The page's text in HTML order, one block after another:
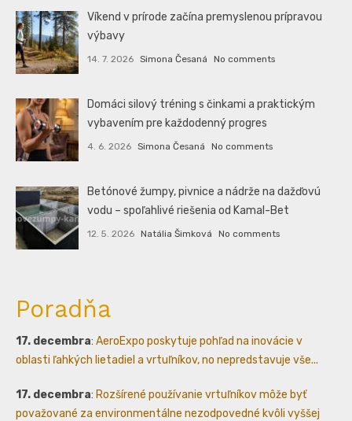
Víkend v prírode začína premyslenou prípravou
výbavy
14. 7. 2026 Simona Česaná No comments
Domáci silový tréning s činkami a praktickým
vybavením pre každodenný progres
4. 6. 2026 Simona Česaná No comments
Betónové žumpy, pivnice a nádrže na dažďovú
vodu – spoľahlivé riešenia od Kamal-Bet
12. 5. 2026 Natália Šimková No comments
Poradňa
17. decembra: AeroExpo poskytuje pohľad na inovácie v
oblasti ľahkých lietadiel a vrtuľníkov, no nepredstavuje vše...
17. decembra: Rozšírené používanie vrtuľníkov môže byť
považované za environmentálne nezodpovedné kvôli vyššej